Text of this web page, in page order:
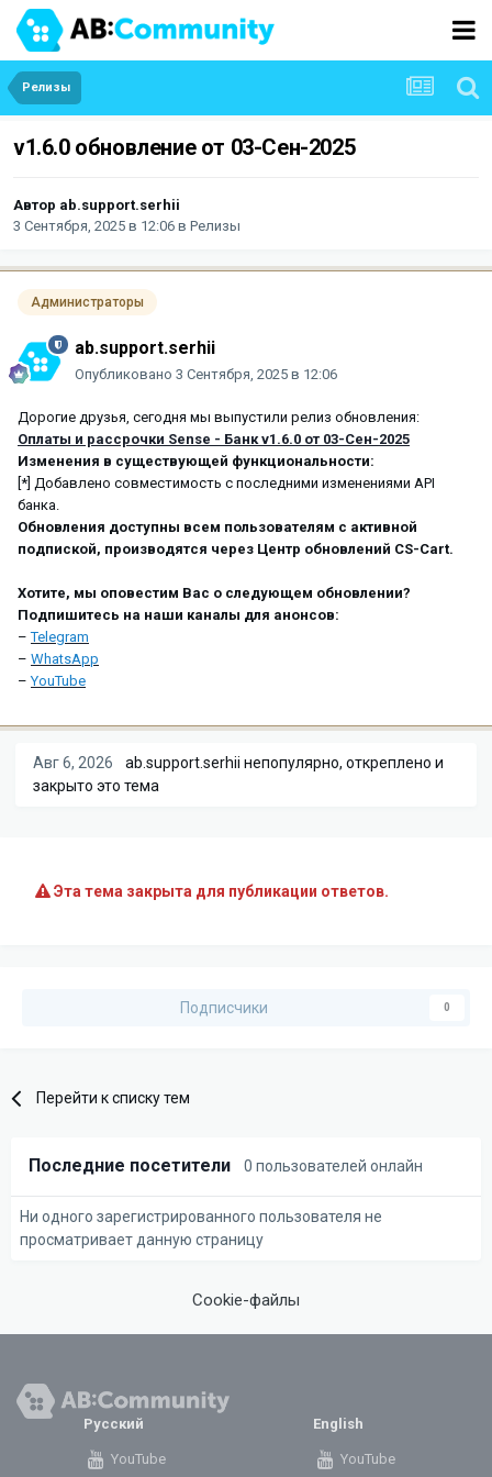
Релизы
v1.6.0 обновление от 03-Сен-2025
Автор ab.support.serhii
3 Сентября, 2025 в 12:06 в Релизы
Администраторы
ab.support.serhii
Опубликовано 3 Сентября, 2025 в 12:06
Дорогие друзья, сегодня мы выпустили релиз обновления:
Оплаты и рассрочки Sense - Банк v1.6.0 от 03-Сен-2025
Изменения в существующей функциональности:
[*] ‎Добавлено совместимость с последними изменениями API
банка.
Обновления доступны всем пользователям с активной
подпиской, производятся через Центр обновлений CS-Cart.
Хотите, мы оповестим Вас о следующем обновлении?
Подпишитесь на наши каналы для анонсов:
–Telegram
– WhatsApp
–YouTube
Авг 6, 2026 ab.support.serhii непопулярно, откреплено и
закрыто это тема
Эта тема закрыта для публикации ответов.
Подписчики 0
Перейти к списку тем
Последние посетители 0 пользователей онлайн
Ни одного зарегистрированного пользователя не
просматривает данную страницу
Cookie-файлы
Русский
YouTube
English
YouTube